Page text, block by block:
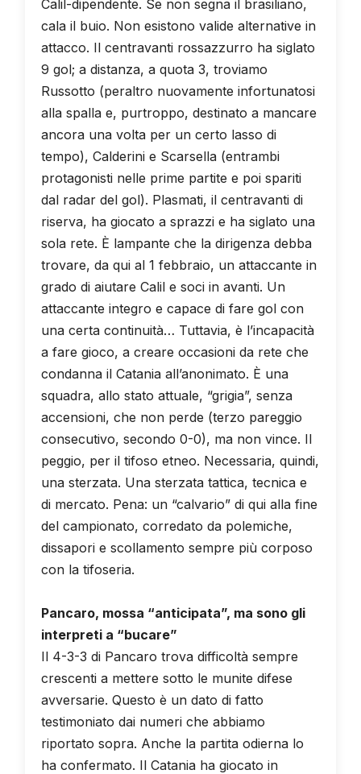
Calil-dipendente. Se non segna il brasiliano,
cala il buio. Non esistono valide alternative in
attacco. Il centravanti rossazzurro ha siglato
9 gol; a distanza, a quota 3, troviamo
Russotto (peraltro nuovamente infortunatosi
alla spalla e, purtroppo, destinato a mancare
ancora una volta per un certo lasso di
tempo), Calderini e Scarsella (entrambi
protagonisti nelle prime partite e poi spariti
dal radar del gol). Plasmati, il centravanti di
riserva, ha giocato a sprazzi e ha siglato una
sola rete. È lampante che la dirigenza debba
trovare, da qui al 1 febbraio, un attaccante in
grado di aiutare Calil e soci in avanti. Un
attaccante integro e capace di fare gol con
una certa continuità… Tuttavia, è l’incapacità
a fare gioco, a creare occasioni da rete che
condanna il Catania all’anonimato. È una
squadra, allo stato attuale, “grigia”, senza
accensioni, che non perde (terzo pareggio
consecutivo, secondo 0-0), ma non vince. Il
peggio, per il tifoso etneo. Necessaria, quindi,
una sterzata. Una sterzata tattica, tecnica e
di mercato. Pena: un “calvario” di qui alla fine
del campionato, corredato da polemiche,
dissapori e scollamento sempre più corposo
con la tifoseria.
Pancaro, mossa “anticipata”, ma sono gli
interpreti a “bucare”
Il 4-3-3 di Pancaro trova difficoltà sempre
crescenti a mettere sotto le munite difese
avversarie. Questo è un dato di fatto
testimoniato dai numeri che abbiamo
riportato sopra. Anche la partita odierna lo
ha confermato. Il Catania ha giocato in